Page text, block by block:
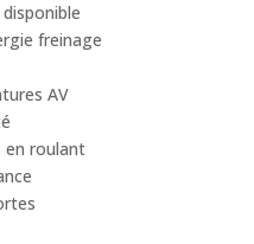
freinage
AV
en roulant